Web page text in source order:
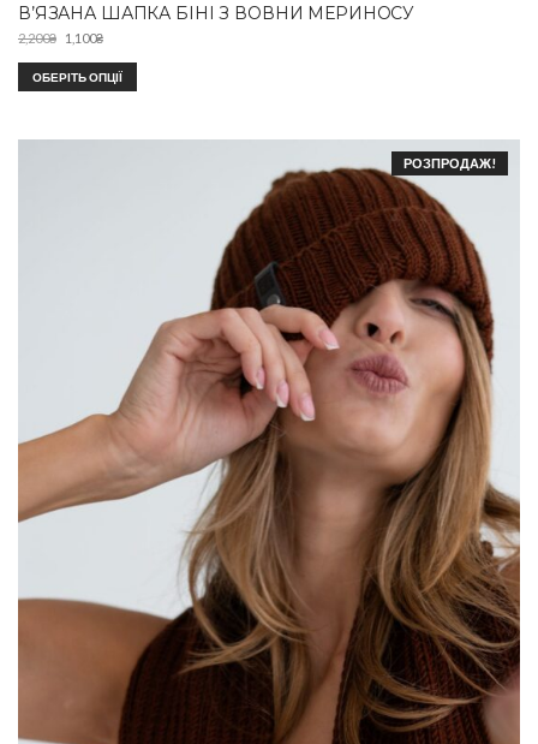
В’ЯЗАНА ШАПКА БІНІ З ВОВНИ МЕРИНОСУ
2,200₴ 1,100₴
ОБЕРІТЬ ОПЦІЇ
РОЗПРОДАЖ!